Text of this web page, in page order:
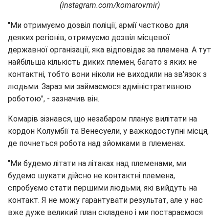
(instagram.com/komarovmir)
"Ми отримуємо дозвіл поліції, армії частково для
деяких регіонів, отримуємо дозвіл місцевої
державної організації, яка відповідає за племена. А тут
найбільша кількість диких племен, багато з яких не
контактні, тобто вони ніколи не виходили на зв'язок з
людьми. Зараз ми займаємося адміністративною
роботою", - зазначив він.
Комарів зізнався, що незабаром планує вилітати на
кордон Колумбії та Венесуели, у важкодоступні місця,
де почнеться робота над зйомками в племенах.
"Ми будемо літати на літаках над племенами, ми
будемо шукати дійсно не контактні племена,
спробуємо стати першими людьми, які вийдуть на
контакт. Я не можу гарантувати результат, але у нас
вже дуже великий план складено і ми постараємося